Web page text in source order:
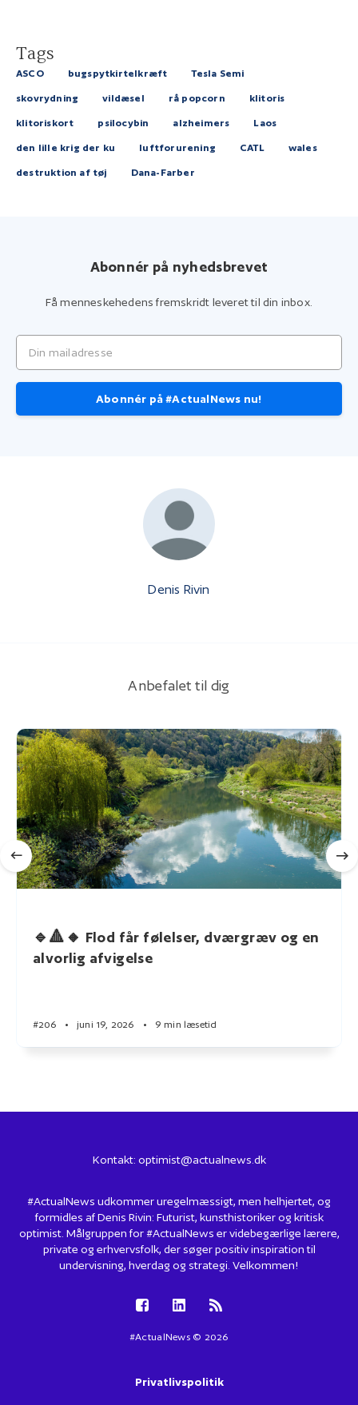
Tags
ASCO bugspytkirtelkræft Tesla Semi
skovrydning vildæsel rå popcorn klitoris
klitoriskort psilocybin alzheimers Laos
den lille krig der ku luftforurening CATL wales
destruktion af tøj Dana-Farber
Abonnér på nyhedsbrevet
Få menneskehedens fremskridt leveret til din inbox.
Din mailadresse
Abonnér på #ActualNews nu!
Denis Rivin
Anbefalet til dig
🔹🔺🔸 Flod får følelser, dværgræv og en
alvorlig afvigelse
#206 • juni 19, 2026 • 9 min læsetid
Kontakt: optimist@actualnews.dk
#ActualNews udkommer uregelmæssigt, men helhjertet, og
formidles af Denis Rivin: Futurist, kunsthistoriker og kritisk
optimist. Målgruppen for #ActualNews er videbegærlige lærere,
private og erhvervsfolk, der søger positiv inspiration til
undervisning, hverdag og strategi. Velkommen!
#ActualNews © 2026
Privatlivspolitik